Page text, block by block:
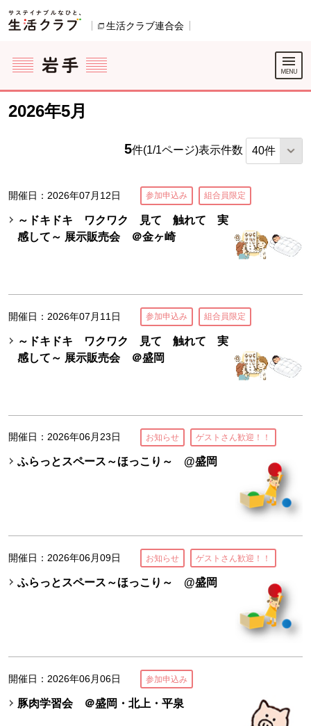
ページの先頭です。
生活クラブ連合会
ここからサイト内共通メニューです。
サイト内共通メニューをスキップする
サイト内共通メニューここまで。
2026年5月
5件(1/1ページ)表示件数
開催日：2026年07月12日 参加申込み 組合員限定
～ドキドキ ワクワク 見て 触れて 実
感して～ 展示販売会 ＠金ヶ崎
開催日：2026年07月11日 参加申込み 組合員限定
～ドキドキ ワクワク 見て 触れて 実
感して～ 展示販売会 ＠盛岡
開催日：2026年06月23日 お知らせ ゲストさん歓迎！！
ふらっとスペース～ほっこり～ @盛岡
開催日：2026年06月09日 お知らせ ゲストさん歓迎！！
ふらっとスペース～ほっこり～ @盛岡
開催日：2026年06月06日 参加申込み
豚肉学習会 ＠盛岡・北上・平泉